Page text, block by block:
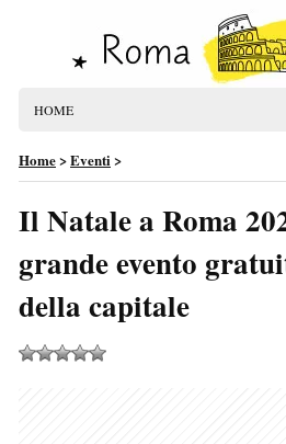
HOME
Home>Eventi>
Il Natale a Roma
grande evento
della capitale